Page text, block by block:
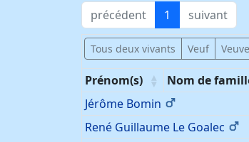
précédent 1 suivant
Tous deux vivants Veuf Veuve
Prénom(s) Nom de
Jérôme Bomin
René Guillaume Le Goalec